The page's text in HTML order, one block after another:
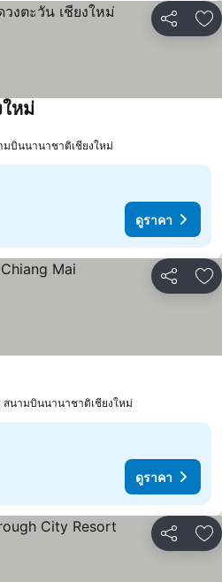
แชร์ เ
หม่
มบินนานาชาติเชียงใหม่
ดูราคา
แชร์ เ
สนามบินนานาชาติเชียงใหม่
ดูราคา
แชร์ เ